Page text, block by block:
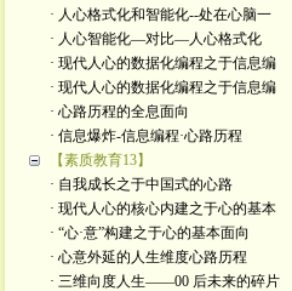
· 人心格式化和智能化--处在心脑一
· 人心智能化—对比—人心格式化
· 现代人心的数据化编程之于信息编
· 现代人心的数据化编程之于信息编
· 心路历程的全息面向
· 信息爆炸-信息编程·心路历程
【素质教育13】
· 自我成长之于中国式的心路
· 现代人心的核心内建之于心的基本
· “心·意”构建之于心的基本面向
· 心意外延的人生维度心路历程
· 三维向度人生——00 后未来的碎片